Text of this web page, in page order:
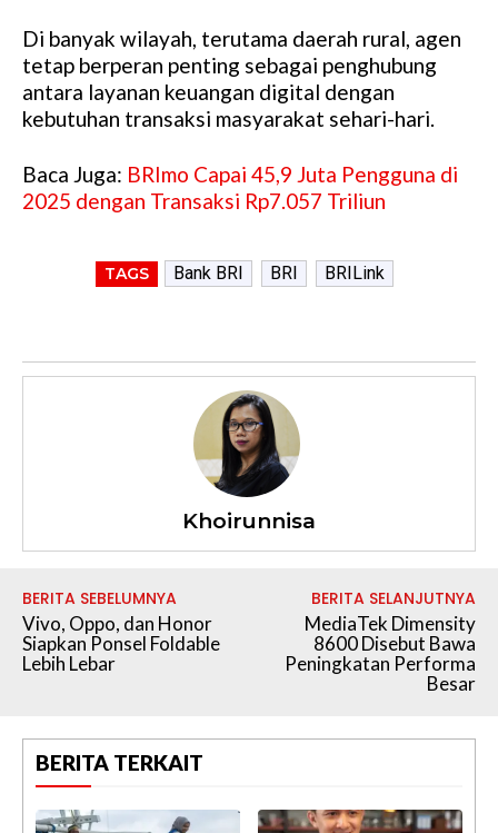
Di banyak wilayah, terutama daerah rural, agen
tetap berperan penting sebagai penghubung
antara layanan keuangan digital dengan
kebutuhan transaksi masyarakat sehari-hari.
Baca Juga: BRImo Capai 45,9 Juta Pengguna di
2025 dengan Transaksi Rp7.057 Triliun
TAGS Bank BRI BRI BRILink
Khoirunnisa
BERITA SEBELUMNYA
Vivo, Oppo, dan Honor
Siapkan Ponsel Foldable
Lebih Lebar
BERITA SELANJUTNYA
MediaTek Dimensity
8600 Disebut Bawa
Peningkatan Performa
Besar
BERITA TERKAIT